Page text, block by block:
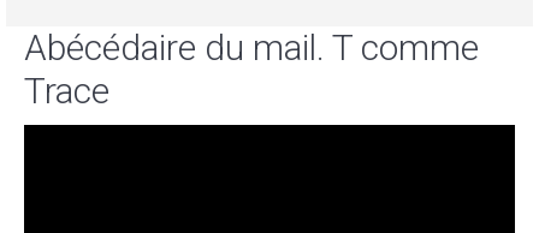
Abécédaire du mail. T comme
Trace